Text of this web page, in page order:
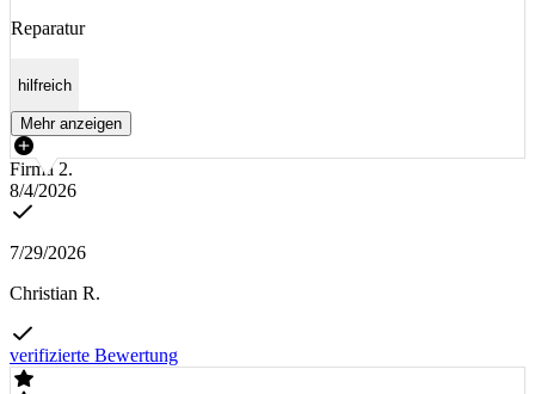
Reparatur
hilfreich
Mehr anzeigen
Firma 2.
8/4/2026
7/29/2026
Christian R.
verifizierte Bewertung